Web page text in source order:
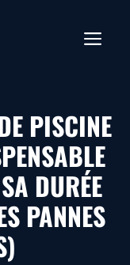
PISCINE
DURÉE
PANNES